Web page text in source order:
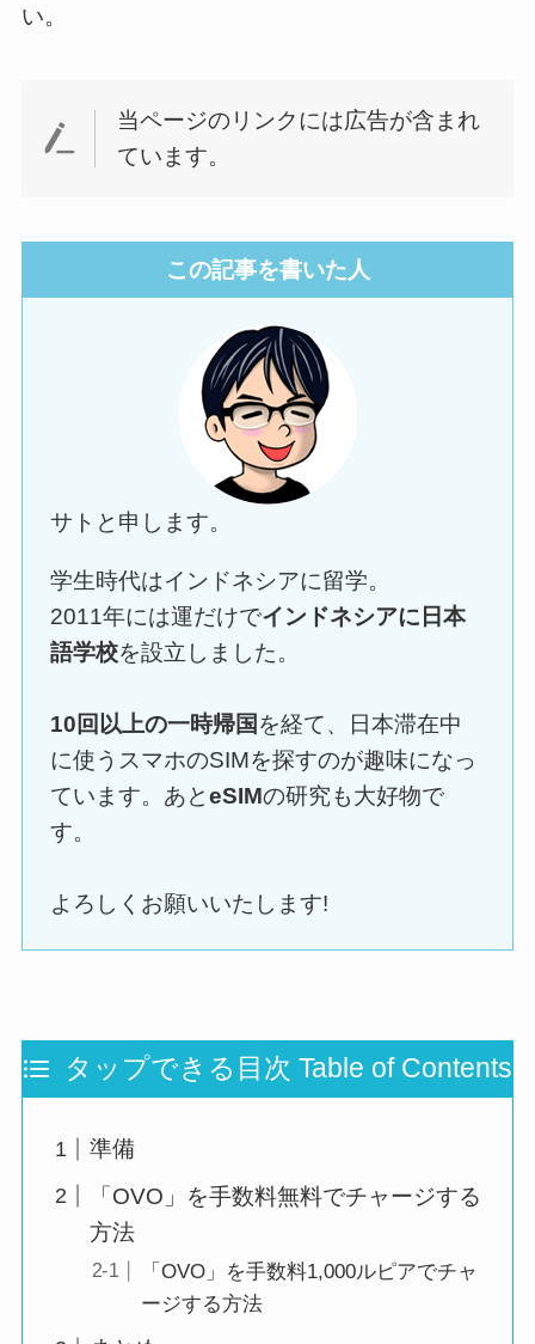
い。
当ページのリンクには広告が含まれ
ています。
この記事を書いた人
サトと申します。
学生時代はインドネシアに留学。
2011年には運だけでインドネシアに日本
語学校を設立しました。
10回以上の一時帰国 を経て、日本滞在中
に使うスマホのSIMを探すのが趣味になっ
ています。あとeSIMの研究も大好物で
す。
よろしくお願いいたします!
タップできる目次 Table of Contents
準備
「OVO」を手数料無料でチャージする
方法
「OVO」を手数料1,000ルピアでチャ
ージする方法